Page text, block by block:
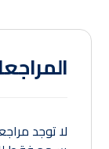
لا توجد